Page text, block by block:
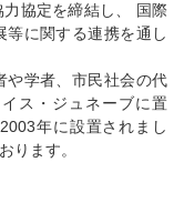
協定を締結し、 国際
に関する連携を通し
学者、市民社会の代
ス・ジュネーブに置
年に設置されまし
ります。